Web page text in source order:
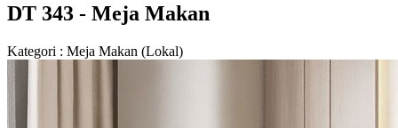
DT 343 - Meja Makan
Kategori : Meja Makan (Lokal)